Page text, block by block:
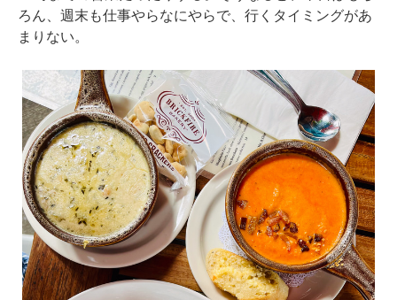
ろん、週末も仕事やらなにやらで、行くタイミングがあ
まりない。